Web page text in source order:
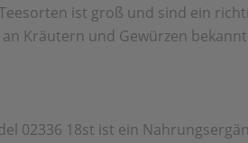
ist groß und sind ein
Kräutern und Gewürzen
02336 18st ist ein